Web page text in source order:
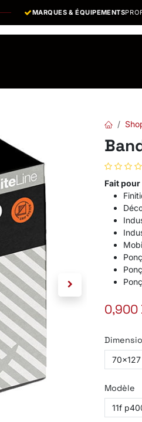
MARQUES & ÉQUIPEMENTS
Fait pour
0,900
Modèle